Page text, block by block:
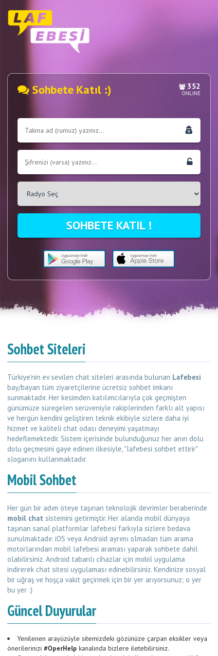
Sohbete Katıl :) 352
ONLINE
Sohbet Siteleri
Türkiye'nin ev sevilen chat siteleri arasında bulunan Lafebesi
bay/bayan tüm ziyaretçilerine ücretsiz sohbet imkanı
sunmaktadır. Her kesimden katılımcılarıyla çok geçmişten
günümüze süregelen serüveniyle rakiplerinden farklı alt yapısı
ve hergün kendini geliştiren teknik ekibiyle sizlere daha iyi
hizmet ve kaliteli chat odası deneyimi yaşatmayı
hedeflemektedir. Sistem içerisinde bulunduğunuz her anın dolu
dolu geçmesini gaye edinen ilkesiyle, "lafebesi sohbet ettirir"
sloganını kullanmaktadır.
Mobil Sohbet
Her gün bir adım öteye taşınan teknolojik devrimler beraberinde
mobil chat sistemini getirmiştir. Her alanda mobil dünyaya
taşınan sanal platformlar lafebesi farkıyla sizlere bedava
sunulmaktadır. iOS veya Android ayrımı olmadan tüm arama
motorlarından mobil lafebesi araması yaparak sohbete dahil
olabilirsiniz. Android tabanlı cihazlar için mobil uygulama
indirerek chat sitesi uygulaması edinebilirsiniz. Kendinize sosyal
bir uğraş ve hoşça vakit geçirmek için bir yer arıyorsunuz; o yer
bu yer :)
Güncel Duyurular
Yenilenen arayüzüyle sitemizdeki gözünüze çarpan eksikler veya
önerilerinizi #OperHelp kanalında bizlere iletebilirsiniz.